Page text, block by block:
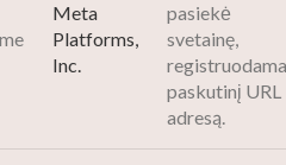
Meta
Platforms,
Inc.
pasiekė
svetainę,
paskutinį URL
adresą.